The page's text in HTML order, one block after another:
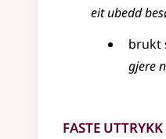
eit ubedd
brukt
gjere
Faste uttrykk